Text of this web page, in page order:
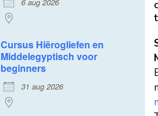
Cursus Hiërogliefen en
Middelegyptisch voor
beginners
31 aug 2026
t